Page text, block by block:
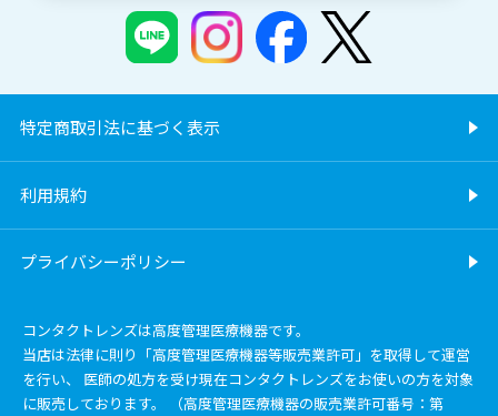
特定商取引法に基づく表示
利用規約
プライバシーポリシー
コンタクトレンズは高度管理医療機器です。
当店は法律に則り「高度管理医療機器等販売業許可」を取得して運営
を行い、 医師の処方を受け現在コンタクトレンズをお使いの方を対象
に販売しております。 （高度管理医療機器の販売業許可番号：第